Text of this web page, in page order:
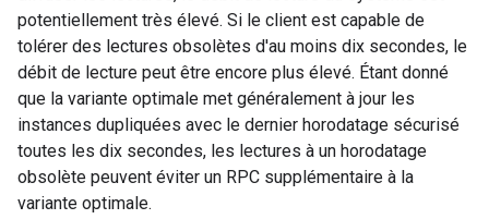
potentiellement très élevé. Si le client est capable de
tolérer des lectures obsolètes d'au moins dix secondes, le
débit de lecture peut être encore plus élevé. Étant donné
que la variante optimale met généralement à jour les
instances dupliquées avec le dernier horodatage sécurisé
toutes les dix secondes, les lectures à un horodatage
obsolète peuvent éviter un RPC supplémentaire à la
variante optimale.